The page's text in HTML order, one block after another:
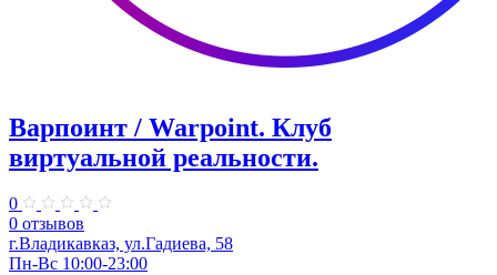
Варпоинт / Warpoint. Клуб
виртуальной реальности.
0
0 отзывов
г.Владикавказ, ул.Гадиева, 58
Пн-Вс 10:00-23:00